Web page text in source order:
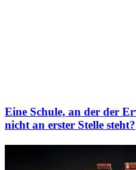
Eine Schule, an der der
nicht an erster Stelle steht?